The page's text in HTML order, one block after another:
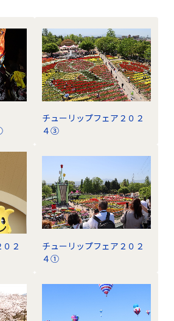
チューリップフェア２０２
４③
２
チューリップフェア２０２
４①